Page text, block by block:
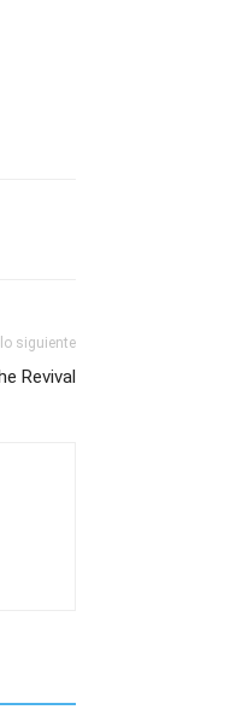
siguiente
Revival